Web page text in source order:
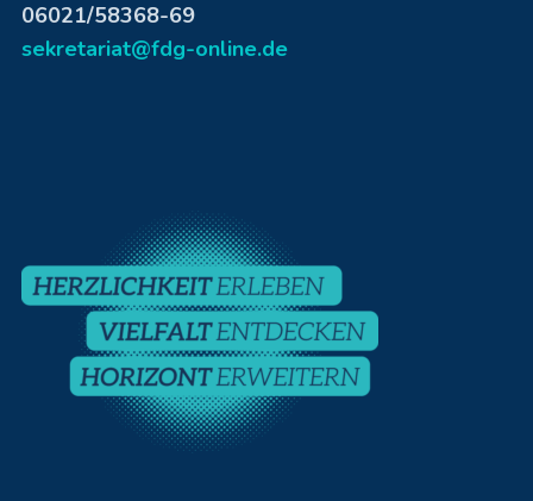
06021/58368-69
sekretariat@fdg-online.de